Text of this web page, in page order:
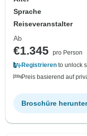
Sprache
Reiseveranstalter
Ab
€1.345 pro Person
Registrieren to unlock
Preis basierend auf
Broschüre